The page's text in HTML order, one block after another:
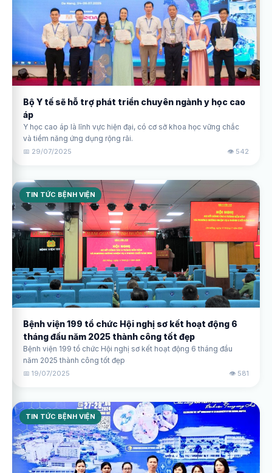
Bộ Y tế sẽ hỗ trợ phát triển chuyên ngành y học cao
áp
Y học cao áp là lĩnh vực hiện đại, có cơ sở khoa học vững chắc
và tiềm năng ứng dụng rộng rãi.
📅 29/07/2025 👁️ 542
TIN TỨC BỆNH VIỆN
Bệnh viện 199 tổ chức Hội nghị sơ kết hoạt động 6
tháng đầu năm 2025 thành công tốt đẹp
Bệnh viện 199 tổ chức Hội nghị sơ kết hoạt động 6 tháng đầu
năm 2025 thành công tốt đẹp
📅 19/07/2025 👁️ 581
TIN TỨC BỆNH VIỆN